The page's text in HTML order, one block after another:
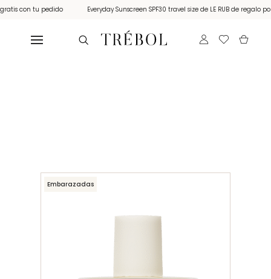
con tu pedido Everyday Sunscreen SPF30 travel size de LE RUB de regalo por
Embarazadas